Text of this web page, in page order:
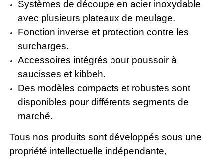
Systèmes de découpe en acier inoxydable
avec plusieurs plateaux de meulage.
Fonction inverse et protection contre les
surcharges.
Accessoires intégrés pour poussoir à
saucisses et kibbeh.
Des modèles compacts et robustes sont
disponibles pour différents segments de
marché.
Tous nos produits sont développés sous une
propriété intellectuelle indépendante,